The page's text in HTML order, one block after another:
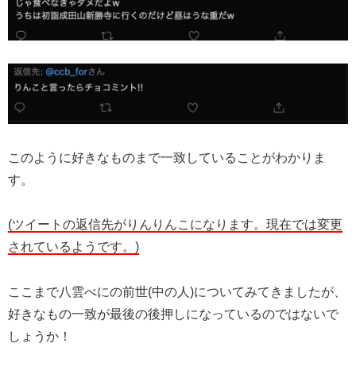
このように好きなものまで一致していることがわかりま
す。
(ツイートの返信先がりんりんこになります。現在では変更
されているようです。)
ここまで八雲べにの前世(中の人)についてみてきましたが、
好きなもの一致が最後の後押しになっているのではないで
しょうか！